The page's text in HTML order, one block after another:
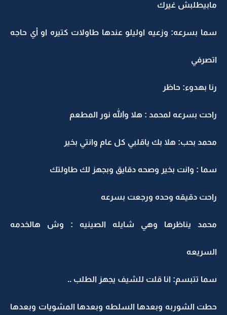
مابيطلبش غيرك
سما بسرعه: وزعيه اوليلو عندها طاولات كتيره او أي حاجه
اتصرفي
رنا بهدوء: حاظر
راحت بسرعه لمحمد : هلا والله نور المطعم
محمد بحب: هلا بك ياقلبي كل عام وانتي بخير
سما : وانت بخير وصحه دقايق وبجهز لك طاولتك
راحت دقيقه وحده ورجعت بسرعه
محمد يناظرها وهي شايله الصينيه : وش هالخدمه
السريعه
سما تتبسم: انا قلت للشيف يجهز الطلب ..
حطت الشوربه وبعدها السلطه وبعدها المشويات وبعدها